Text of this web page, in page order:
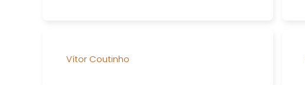
Vítor Coutinho